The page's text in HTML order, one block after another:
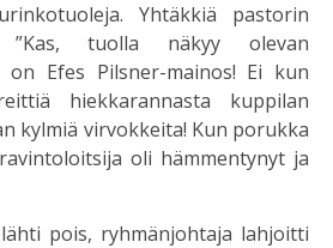
Yhtäkkiä pastorin
”Kas, tuolla näkyy olevan
on Efes Pilsner-mainos! Ei kun
hiekkarannasta kuppilan
kylmiä virvokkeita! Kun porukka
oli hämmentynyt ja
pois, ryhmänjohtaja lahjoitti